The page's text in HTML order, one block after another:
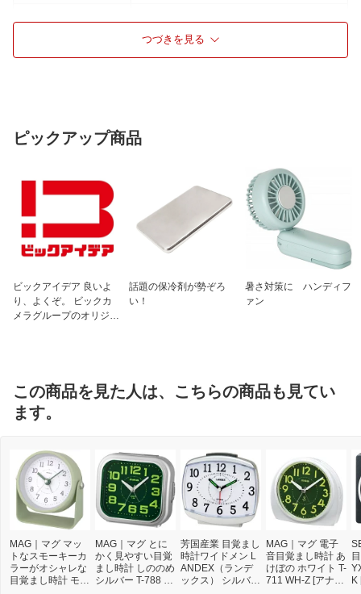
スヌーズ機能有
カレンダー表示
カレンダー表示無
湿度表示
湿度表示無
ライト付き
ライト有
蓄光機能
畜光機能無
仕様1
連続秒針
つづきを見る
ピックアップ商品
ビックアイデア 良いよ
り、よくぞ。 ビックカ
メラグループのオリジナ
話題の保冷剤が勢ぞろ
い！
暑さ対策に ハンディフ
ァン
この商品を見た人は、こちらの商品も見てい
ます。
MAG｜マグ マッ
トなスモーキーカ
ラーがオシャレな
目覚まし時計 モナ
MAG｜マグ とに
かく見やすい目覚
まし時計 しののめ
シルバー T-788 S
芳国産業 目覚まし
時計ワイドメン L
ANDEX（ランデ
ックス） シルバー
MAG｜マグ 電子
音目覚まし時計 あ
けぼの ホワイト T-
711 WH-Z [アナロ
K